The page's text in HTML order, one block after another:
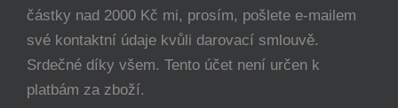
částky nad 2000 Kč mi, prosím, pošlete e-mailem
své kontaktní údaje kvůli darovací smlouvě.
Srdečné díky všem. Tento účet není určen k
platbám za zboží.